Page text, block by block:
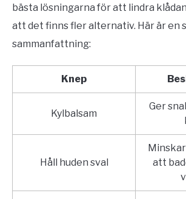
bästa lösningarna för att lindra
att det finns fler alternativ. Här är en
sammanfattning:
Knep
Kylbalsam
Ger
Håll huden sval
att